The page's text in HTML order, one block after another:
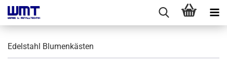
Edelstahl Blumenkästen